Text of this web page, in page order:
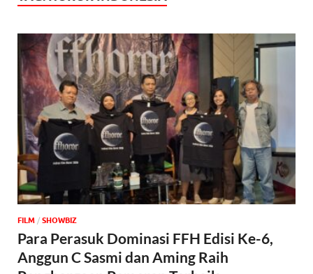
FILM / ‎SHOWBIZ
Para Perasuk Dominasi FFH Edisi Ke-6,
Anggun C Sasmi dan Aming Raih